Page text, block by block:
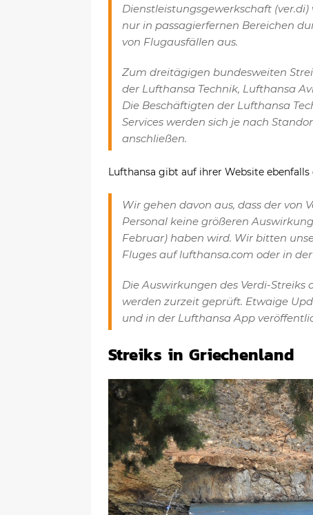
Dienstleistungsgewerkschaft
nur in passagierfernen Bereichen
von Flugausfällen aus.
Zum dreitägigen bundesweiten
der Lufthansa Technik, Lufthansa
Die Beschäftigten der Lufthansa
Services werden sich je nach
anschließen.
Lufthansa gibt auf ihrer Website
Wir gehen davon aus, dass der von
Personal keine größeren
Februar) haben wird. Wir bitten
Fluges auf lufthansa.com oder in
Die Auswirkungen des Verdi-Streiks
werden zurzeit geprüft. Etwaige
und in der Lufthansa App
Streiks in Griechenland